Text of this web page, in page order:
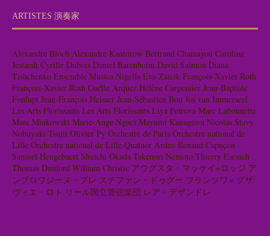
ARTISTES 演奏家
Alexandre Bloch Alexandre Kantorow Bertrand Chamayou Caroline
Jestaedt Cyrille Dubois Daniel Barenboim David Salmon Diana
Tishchenko Ensemble Musica Nigella Eva Zaïcik François-Xavier Roth
François-Xavier Roth Gaëlle Arquez Hélène Carpentier Jean-Baptiste
Fonlupt Jean-François Heisser Jean-Sébastien Bou Jos van Immerseel
Les Arts Florissants Les Arts Florissants Liya Petrova Marc Labonnette
Marc Minkowski Marie-Ange Nguci Mayumi Kanagawa Nicolas Stavy
Nobuyuki Tsujii Olivier Py Orchestre de Paris Orchestre national de
Lille Orchestre national de Lille Quatuor Ardeo Renaud Capuçon
Samuel Hengebaert Shuichi Okada Takénori Némoto Thierry Escaich
Thomas Dunford William Christie アウグスタ・マッケイ=ロッジ ア
ンブロワジーヌ・ブレ ステファン・ドゥグー フランソワ＝グザ
ヴィエ・ロト リール国立管弦楽団 レア・デザンドレ